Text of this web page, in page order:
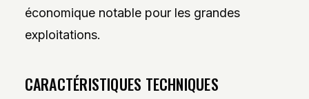
économique notable pour les grandes
exploitations.
CARACTÉRISTIQUES TECHNIQUES